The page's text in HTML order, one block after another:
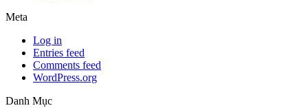
Meta
Log in
Entries feed
Comments feed
WordPress.org
Danh Mục